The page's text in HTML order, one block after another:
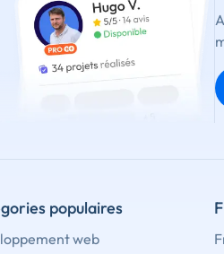
populaires
web